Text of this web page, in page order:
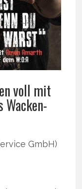
voll mit
GmbH)